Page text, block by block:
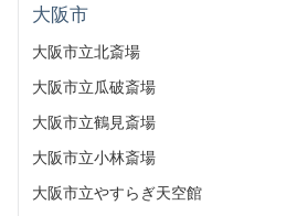
大阪市
大阪市立北斎場
大阪市立瓜破斎場
大阪市立鶴見斎場
大阪市立小林斎場
大阪市立やすらぎ天空館